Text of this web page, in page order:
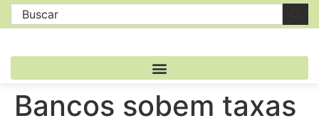
Bancos sobem taxas